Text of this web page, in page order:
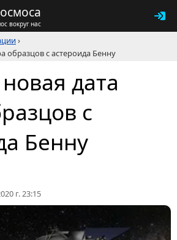
вокруг нас
›
образцов с астероида Бенну
дата
с
Бенну
г. 23:15